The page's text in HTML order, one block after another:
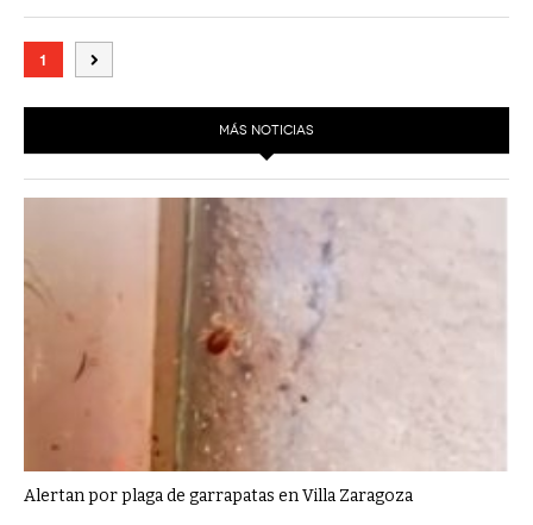
1
MÁS NOTICIAS
Alertan por plaga de garrapatas en Villa Zaragoza